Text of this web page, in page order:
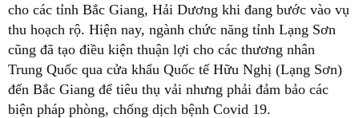
cho các tỉnh Bắc Giang, Hải Dương khi đang bước vào vụ
thu hoạch rộ. Hiện nay, ngành chức năng tỉnh Lạng Sơn
cũng đã tạo điều kiện thuận lợi cho các thương nhân
Trung Quốc qua cửa khẩu Quốc tế Hữu Nghị (Lạng Sơn)
đến Bắc Giang để tiêu thụ vải nhưng phải đảm bảo các
biện pháp phòng, chống dịch bệnh Covid 19.